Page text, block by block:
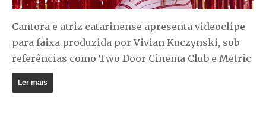
Cantora e atriz catarinense apresenta videoclipe
para faixa produzida por Vivian Kuczynski, sob
referências como Two Door Cinema Club e Metric
Ler mais